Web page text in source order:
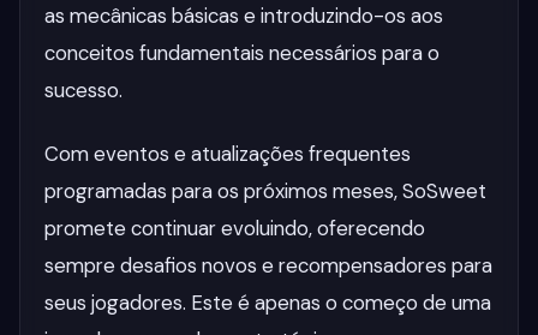
as mecânicas básicas e introduzindo-os aos
conceitos fundamentais necessários para o
sucesso.
Com eventos e atualizações frequentes
programadas para os próximos meses, SoSweet
promete continuar evoluindo, oferecendo
sempre desafios novos e recompensadores para
seus jogadores. Este é apenas o começo de uma